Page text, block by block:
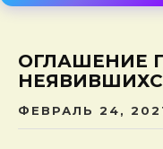
ОГЛАШЕНИЕ
ФЕВРАЛЬ 24,